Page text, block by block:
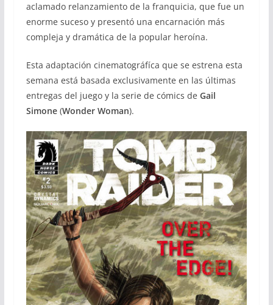
aclamado relanzamiento de la franquicia, que fue un
enorme suceso y presentó una encarnación más
compleja y dramática de la popular heroína.
Esta adaptación cinematográfíca que se estrena esta
semana está basada exclusivamente en las últimas
entregas del juego y la serie de cómics de Gail
Simone(Wonder Woman).